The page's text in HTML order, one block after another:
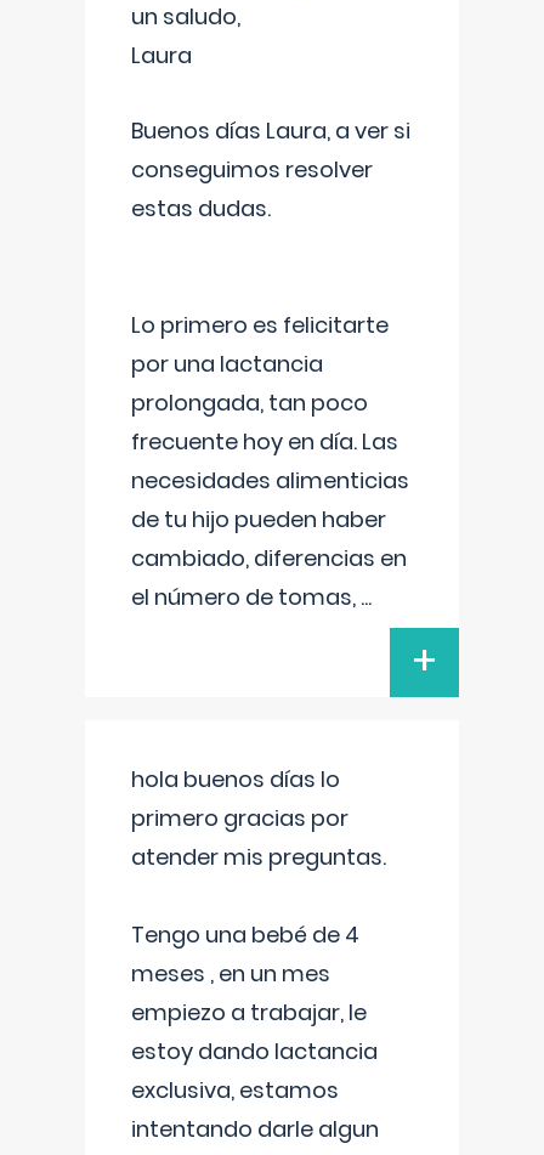
un saludo,
Laura
Buenos días Laura, a ver si
conseguimos resolver
estas dudas.
Lo primero es felicitarte
por una lactancia
prolongada, tan poco
frecuente hoy en día. Las
necesidades alimenticias
de tu hijo pueden haber
cambiado, diferencias en
el número de tomas, ...
+
hola buenos días lo
primero gracias por
atender mis preguntas.
Tengo una bebé de 4
meses , en un mes
empiezo a trabajar, le
estoy dando lactancia
exclusiva, estamos
intentando darle algun